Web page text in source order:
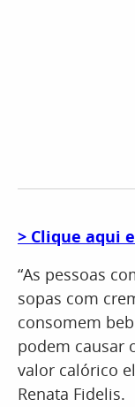
> Clique aqui
“As pessoas
sopas com
consomem
podem causar
valor calórico
Renata Fidelis.